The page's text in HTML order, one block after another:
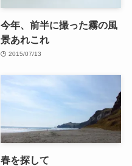
今年、前半に撮った霧の風
景あれこれ
2015/07/13
春を探して